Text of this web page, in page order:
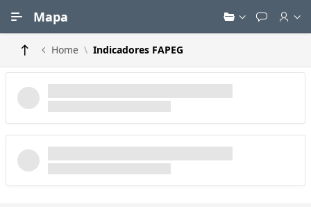
Mapa
Home Indicadores FAPEG